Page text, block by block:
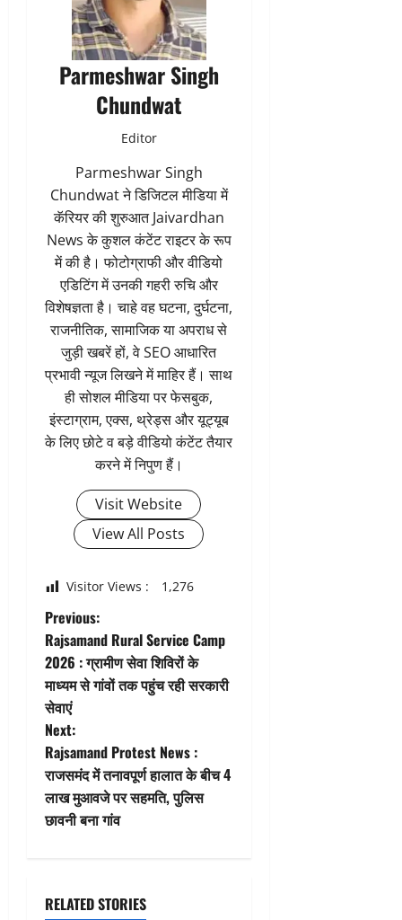
Parmeshwar Singh
Chundwat
Editor
Parmeshwar Singh
Chundwat ने डिजिटल मीडिया में
कॅरियर की शुरुआत Jaivardhan
News के कुशल कंटेंट राइटर के रूप
में की है। फोटोग्राफी और वीडियो
एडिटिंग में उनकी गहरी रुचि और
विशेषज्ञता है। चाहे वह घटना, दुर्घटना,
राजनीतिक, सामाजिक या अपराध से
जुड़ी खबरें हों, वे SEO आधारित
प्रभावी न्यूज लिखने में माहिर हैं। साथ
ही सोशल मीडिया पर फेसबुक,
इंस्टाग्राम, एक्स, थ्रेड्स और यूट्यूब
के लिए छोटे व बड़े वीडियो कंटेंट तैयार
करने में निपुण हैं।
Visit Website
View All Posts
Visitor Views : 1,276
P
o
s
t
n
a
i
Previous:
Rajsamand Rural Service Camp
2026 : ग्रामीण सेवा शिविरों के
माध्यम से गांवों तक पहुंच रही सरकारी
सेवाएं
Next:
Rajsamand Protest News :
राजसमंद में तनावपूर्ण हालात के बीच 4
लाख मुआवजे पर सहमति, पुलिस
छावनी बना गांव
RELATED STORIES